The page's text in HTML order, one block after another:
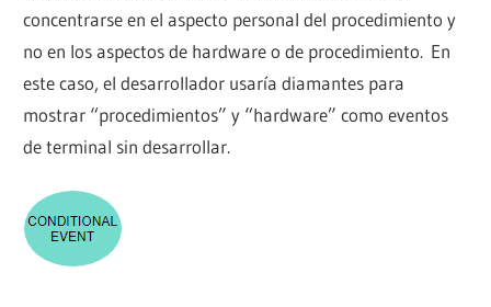
concentrarse en el aspecto personal del procedimiento y
no en los aspectos de hardware o de procedimiento. En
este caso, el desarrollador usaría diamantes para
mostrar “procedimientos” y “hardware” como eventos
de terminal sin desarrollar.